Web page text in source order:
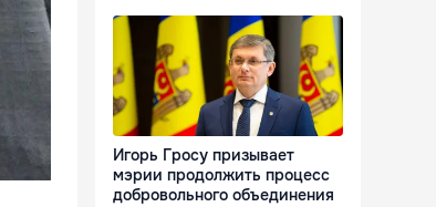
Игорь Гросу призывает
мэрии продолжить процесс
добровольного объединения